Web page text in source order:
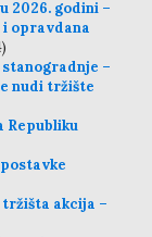
2026. godini –
opravdana
–
nudi tržište
Republiku
akcija –